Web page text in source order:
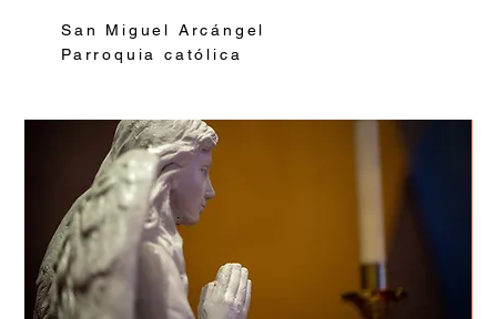
San Miguel Arcángel
Parroquia católica